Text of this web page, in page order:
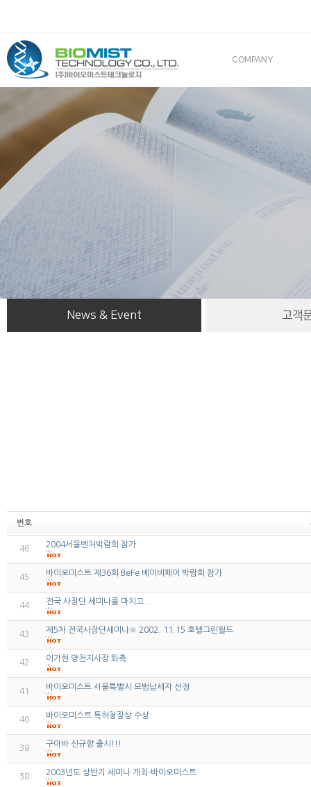
COMPANY
조직도
산업재산권
News & Event 고객
번호
46 2004서울벤처박람회 참가
45 바이오미스트 제36회 BeFe 베이비페어 박람회 참가
44 전국 사장단 세미나를 마치고...
43 제5차 전국사장단세미나※ 2002. 11.15 호텔그린월드
42 이기현 양천지사장 화촉
41 바이오미스트 서울특별시 모범납세자 선정
40 바이오미스트 특허청장상 수상
39 구아바 신규향 출시!!!
38 2003년도 상반기 세미나 개최-바이오미스트